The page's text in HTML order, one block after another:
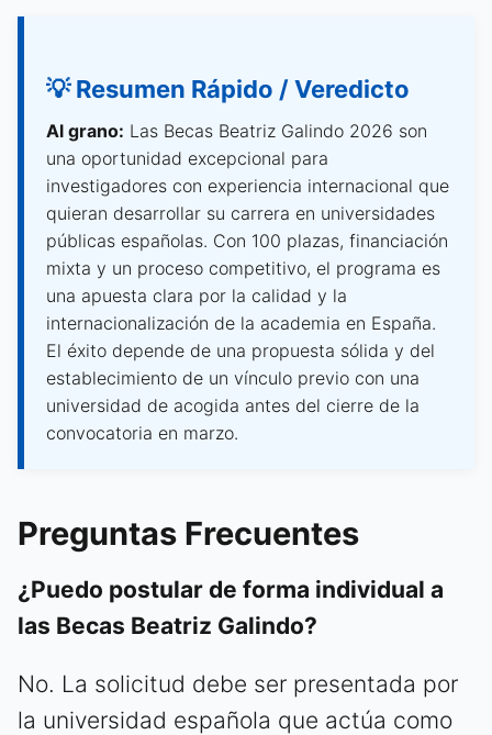
💡 Resumen Rápido / Veredicto
Al grano: Las Becas Beatriz Galindo 2026 son
una oportunidad excepcional para
investigadores con experiencia internacional que
quieran desarrollar su carrera en universidades
públicas españolas. Con 100 plazas, financiación
mixta y un proceso competitivo, el programa es
una apuesta clara por la calidad y la
internacionalización de la academia en España.
El éxito depende de una propuesta sólida y del
establecimiento de un vínculo previo con una
universidad de acogida antes del cierre de la
convocatoria en marzo.
Preguntas Frecuentes
¿Puedo postular de forma individual a
las Becas Beatriz Galindo?
No. La solicitud debe ser presentada por
la universidad española que actúa como